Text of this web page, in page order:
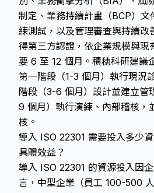
制定、業務持續計畫（BCP）文
練測試，以及管理審查與持續改
得第三方認證，依企業規模與現
要 6 至 12 個月。積穗科研建議
第一階段（1-3 個月）執行現況
階段（3-6 個月）設計並建立管
9 個月）執行演練、內部稽核，
核。
導入 ISO 22301 需要投入多少
具體效益？
導入 ISO 22301 的資源投入因
言，中型企業（員工 100-500